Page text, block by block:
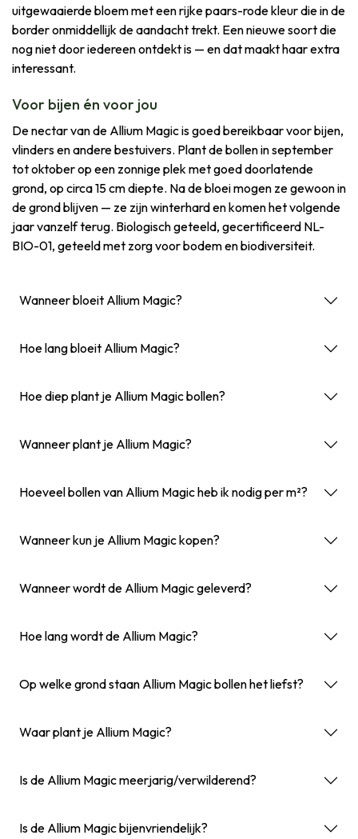
uitgewaaierde bloem met een rijke paars-rode kleur die in de
border onmiddellijk de aandacht trekt. Een nieuwe soort die
nog niet door iedereen ontdekt is — en dat maakt haar extra
interessant.
Voor bijen én voor jou
De nectar van de Allium Magic is goed bereikbaar voor bijen,
vlinders en andere bestuivers. Plant de bollen in september
tot oktober op een zonnige plek met goed doorlatende
grond, op circa 15 cm diepte. Na de bloei mogen ze gewoon in
de grond blijven — ze zijn winterhard en komen het volgende
jaar vanzelf terug. Biologisch geteeld, gecertificeerd NL-
BIO-01, geteeld met zorg voor bodem en biodiversiteit.
Wanneer bloeit Allium Magic?
Hoe lang bloeit Allium Magic?
Hoe diep plant je Allium Magic bollen?
Wanneer plant je Allium Magic?
Hoeveel bollen van Allium Magic heb ik nodig per m²?
Wanneer kun je Allium Magic kopen?
Wanneer wordt de Allium Magic geleverd?
Hoe lang wordt de Allium Magic?
Op welke grond staan Allium Magic bollen het liefst?
Waar plant je Allium Magic?
Is de Allium Magic meerjarig/verwilderend?
Is de Allium Magic bijenvriendelijk?